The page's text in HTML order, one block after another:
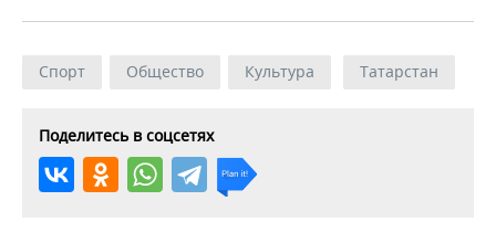
Спорт Общество Культура Татарстан
Поделитесь в соцсетях